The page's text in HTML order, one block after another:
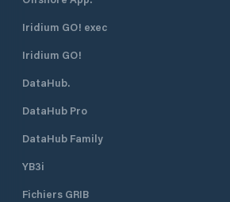
Iridium GO! exec
Iridium GO!
DataHub.
DataHub Pro
DataHub Family
YB3i
Fichiers GRIB